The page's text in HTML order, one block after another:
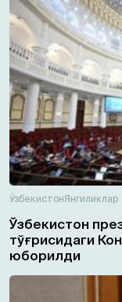
ЎзбекистонЯнгиликлар
Ўзбекистон
тўғрисидаги
юборилди